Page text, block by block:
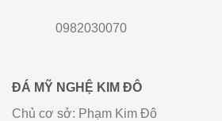
0982030070
ĐÁ MỸ NGHỆ KIM ĐÔ
Chủ cơ sở: Phạm Kim Đô